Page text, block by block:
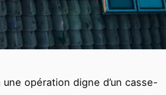
opération digne d’un casse-